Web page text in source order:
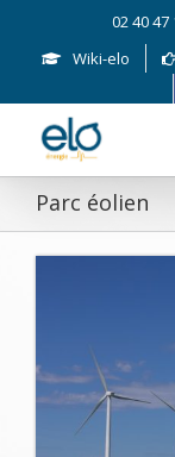
content
02 40 47
Wiki-elo
Parc éolien